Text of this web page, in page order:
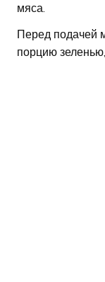
мяса.
Перед подачей
порцию